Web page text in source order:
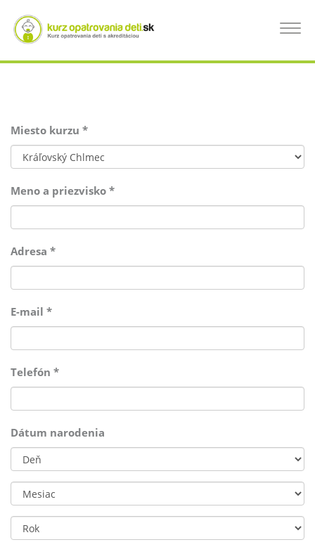
hlavný
obsah
Toggle
PRIHLÁSENIE NA KURZ OPATROVANIA
DETÍ
Miesto kurzu *
Meno a priezvisko *
Adresa *
E-mail *
Telefón *
Dátum narodenia
Deň
Mesiac